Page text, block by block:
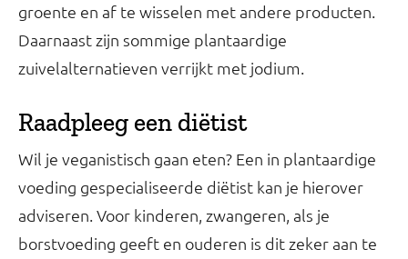
groente en af te wisselen met andere producten.
Daarnaast zijn sommige plantaardige
zuivelalternatieven verrijkt met jodium.
Raadpleeg een diëtist
Wil je veganistisch gaan eten? Een in plantaardige
voeding gespecialiseerde diëtist kan je hierover
adviseren. Voor kinderen, zwangeren, als je
borstvoeding geeft en ouderen is dit zeker aan te